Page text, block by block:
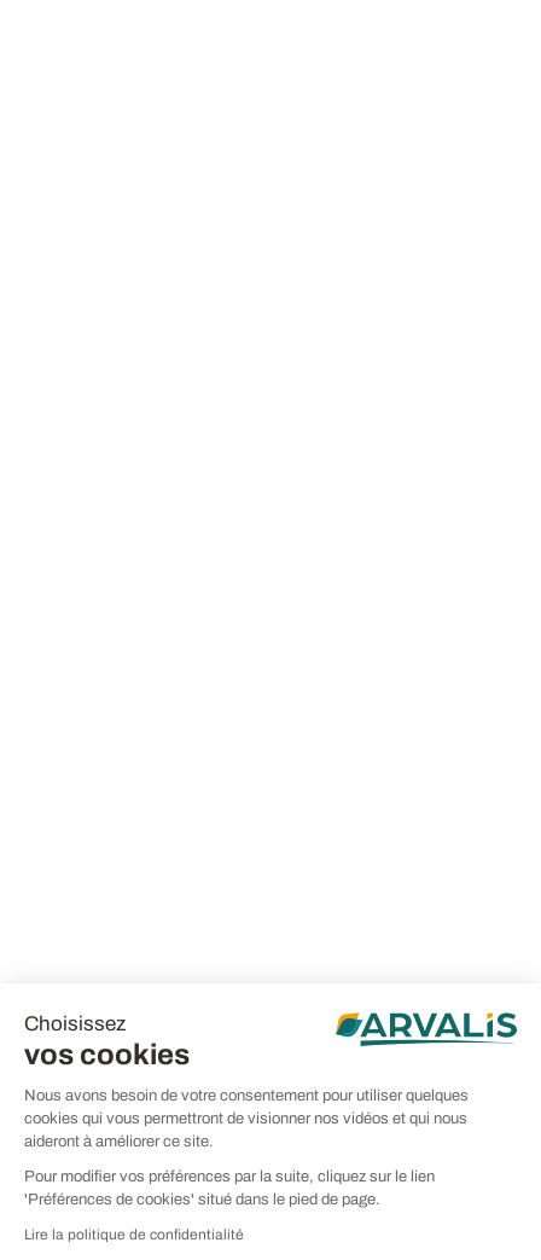
Choisissez
vos cookies
Nous avons besoin de votre consentement pour utiliser quelques
cookies qui vous permettront de visionner nos vidéos et qui nous
aideront à améliorer ce site.
Pour modifier vos préférences par la suite, cliquez sur le lien
'Préférences de cookies' situé dans le pied de page.
Lire la politique de confidentialité